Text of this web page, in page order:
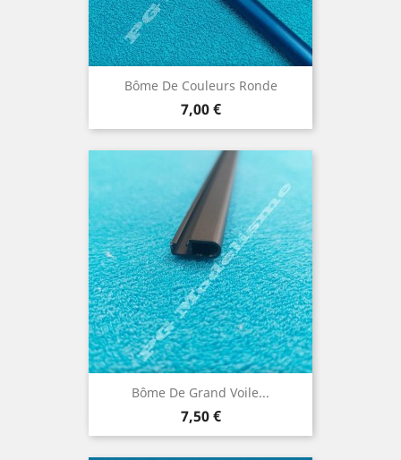
Bôme De Couleurs Ronde
Prix
7,00 €
Bôme De Grand Voile...
Prix
7,50 €